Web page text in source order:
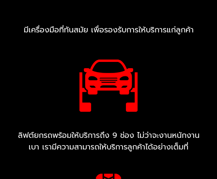
มีเครื่องมือที่ทันสมัย เพื่อรองรับการให้บริการแก่ลูกค้า
ลิฟต์ยกรถพร้อมให้บริการถึง 9 ช่อง ไม่ว่าจะงานหนักงาน
เบา เรามีความสามารถให้บริการลูกค้าได้อย่างเต็มที่